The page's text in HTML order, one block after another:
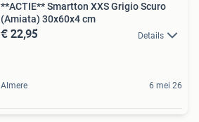
**ACTIE** Smartton XXS Grigio Scuro
(Amiata) 30x60x4 cm
€ 22,95 Details
Almere 6 mei 26